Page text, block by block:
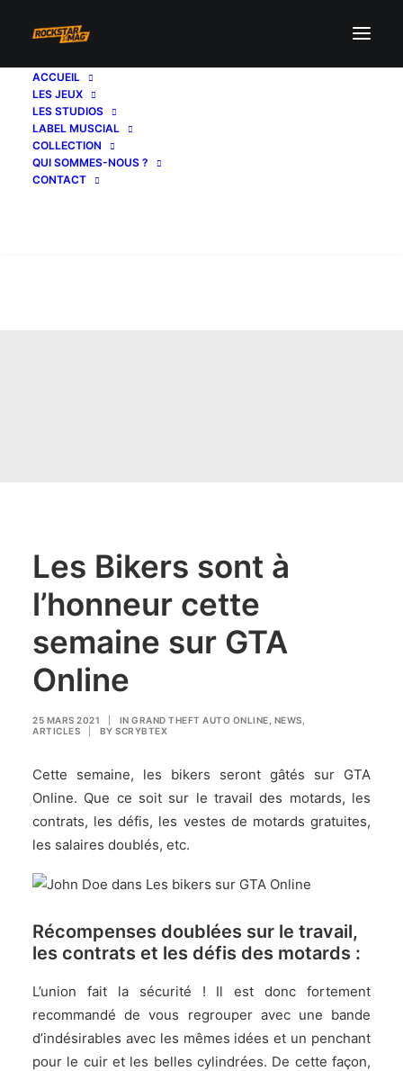
ACCUEIL
LES JEUX
LES STUDIOS
LABEL MUSCIAL
COLLECTION
QUI SOMMES-NOUS ?
CONTACT
Les Bikers sont à
l’honneur cette
semaine sur GTA
Online
25 MARS 2021 IN GRAND THEFT AUTO ONLINE NEWS
ARTICLES
BY SCRYBTEX
Cette semaine, les bikers seront gâtés sur GTA
Online. Que ce soit sur le travail des motards, les
contrats, les défis, les vestes de motards gratuites,
les salaires doublés, etc.
Récompenses doublées sur le travail,
les contrats et les défis des motards :
L’union fait la sécurité ! Il est donc fortement
recommandé de vous regrouper avec une bande
d’indésirables avec les mêmes idées et un penchant
pour le cuir et les belles cylindrées. De cette façon,